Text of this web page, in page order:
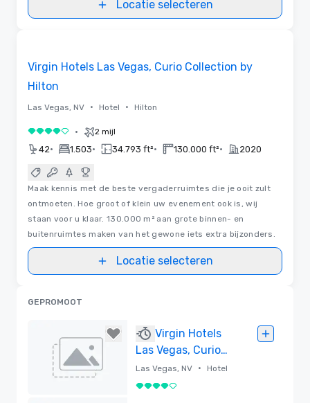
Locatie selecteren
Virgin Hotels Las Vegas, Curio Collection by
Hilton
Las Vegas, NV • Hotel • Hilton
4 van 5 • 2 mijl
42• 1.503• 34.793 ft²• 130.000 ft²• 2020
Maak kennis met de beste vergaderruimtes die je ooit zult
ontmoeten. Hoe groot of klein uw evenement ook is, wij
staan voor u klaar. 130.000 m² aan grote binnen- en
buitenruimtes maken van het gewone iets extra bijzonders.
Locatie selecteren
GEPROMOOT
Virgin Hotels
Las Vegas, Curio
Collection by
Hilton
Las Vegas, NV • Hotel
4 van 5